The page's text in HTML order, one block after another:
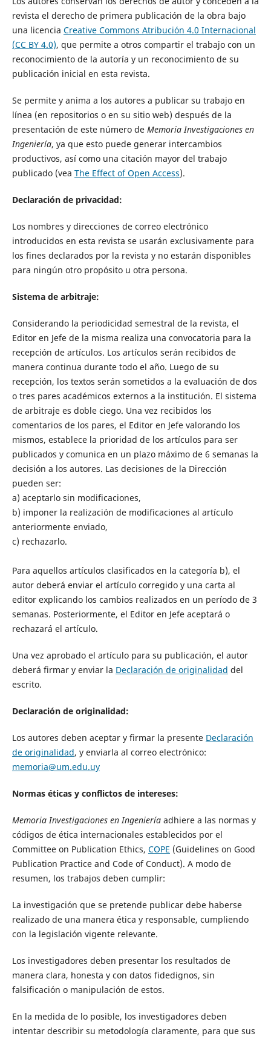
revista el derecho de primera publicación de la obra bajo
una licencia Creative Commons Atribución 4.0 Internacional
(CC BY 4.0), que permite a otros compartir el trabajo con un
reconocimiento de la autoría y un reconocimiento de su
publicación inicial en esta revista.
Se permite y anima a los autores a publicar su trabajo en
línea (en repositorios o en su sitio web) después de la
presentación de este número de Memoria Investigaciones en
Ingeniería, ya que esto puede generar intercambios
productivos, así como una citación mayor del trabajo
publicado (vea The Effect of Open Access).
Declaración de privacidad:
Los nombres y direcciones de correo electrónico
introducidos en esta revista se usarán exclusivamente para
los fines declarados por la revista y no estarán disponibles
para ningún otro propósito u otra persona.
Sistema de arbitraje:
Considerando la periodicidad semestral de la revista, el
Editor en Jefe de la misma realiza una convocatoria para la
recepción de artículos. Los artículos serán recibidos de
manera continua durante todo el año. Luego de su
recepción, los textos serán sometidos a la evaluación de dos
o tres pares académicos externos a la institución. El sistema
de arbitraje es doble ciego. Una vez recibidos los
comentarios de los pares, el Editor en Jefe valorando los
mismos, establece la prioridad de los artículos para ser
publicados y comunica en un plazo máximo de 6 semanas la
decisión a los autores. Las decisiones de la Dirección
pueden ser:
a) aceptarlo sin modificaciones,
b) imponer la realización de modificaciones al artículo
anteriormente enviado,
c) rechazarlo.
Para aquellos artículos clasificados en la categoría b), el
autor deberá enviar el artículo corregido y una carta al
editor explicando los cambios realizados en un período de 3
semanas. Posteriormente, el Editor en Jefe aceptará o
rechazará el artículo.
Una vez aprobado el artículo para su publicación, el autor
deberá firmar y enviar la Declaración de originalidad del
escrito.
Declaración de originalidad:
Los autores deben aceptar y firmar la presente Declaración
de originalidad, y enviarla al correo electrónico:
memoria@um.edu.uy
Normas éticas y conflictos de intereses:
Memoria Investigaciones en Ingenieríaadhiere a las normas y
códigos de ética internacionales establecidos por el
Committee on Publication Ethics, COPE (Guidelines on Good
Publication Practice and Code of Conduct). A modo de
resumen, los trabajos deben cumplir:
La investigación que se pretende publicar debe haberse
realizado de una manera ética y responsable, cumpliendo
con la legislación vigente relevante.
Los investigadores deben presentar los resultados de
manera clara, honesta y con datos fidedignos, sin
falsificación o manipulación de estos.
En la medida de lo posible, los investigadores deben
intentar describir su metodología claramente, para que sus